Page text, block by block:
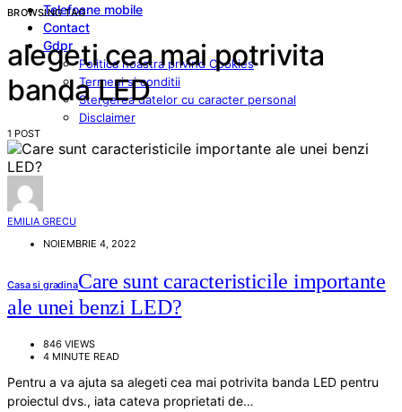
Telefoane mobile
Contact
Gdpr
Politica noastra privind Cookies
Termeni si conditii
Stergerea datelor cu caracter personal
Disclaimer
BROWSING TAG
alegeti cea mai potrivita
banda LED
1 POST
EMILIA GRECU
NOIEMBRIE 4, 2022
Casa si gradinaCare sunt caracteristicile importante
ale unei benzi LED?
846 VIEWS
4 MINUTE READ
Pentru a va ajuta sa alegeti cea mai potrivita banda LED pentru
proiectul dvs., iata cateva proprietati de…